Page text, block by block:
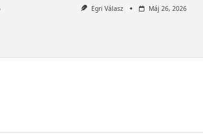
Egri Válasz Máj 26, 2026